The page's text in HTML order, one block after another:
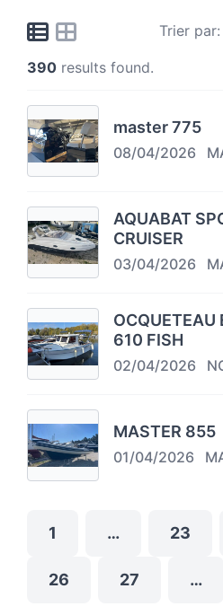
Trier par:
390 results found.
master 775
08/04/2026
AQUABAT
CRUISER
03/04/2026
OCQUETEAU
610 FISH
02/04/2026
MASTER 855
01/04/2026
1 … 23
26 27 …